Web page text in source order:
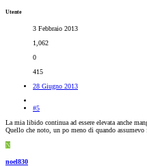
Utente
3 Febbraio 2013
1,062
0
415
28 Giugno 2013
#5
La mia libido continua ad essere elevata anche
Quello che noto, un po meno di quando
N
noel830